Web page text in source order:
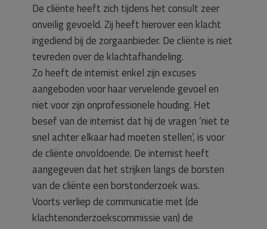
De cliënte heeft zich tijdens het consult zeer
onveilig gevoeld. Zij heeft hierover een klacht
ingediend bij de zorgaanbieder. De cliënte is niet
tevreden over de klachtafhandeling.
Zo heeft de internist enkel zijn excuses
aangeboden voor haar vervelende gevoel en
niet voor zijn onprofessionele houding. Het
besef van de internist dat hij de vragen ‘niet te
snel achter elkaar had moeten stellen’, is voor
de cliënte onvoldoende. De internist heeft
aangegeven dat het strijken langs de borsten
van de cliënte een borstonderzoek was.
Voorts verliep de communicatie met (de
klachtenonderzoekscommissie van) de